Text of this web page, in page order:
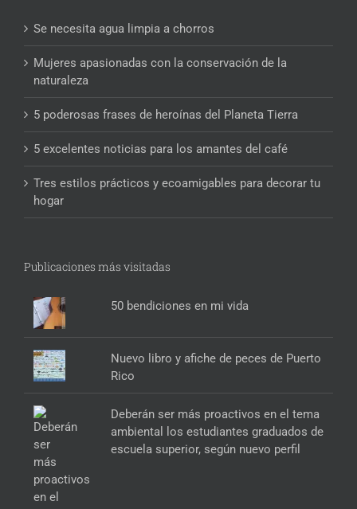
Se necesita agua limpia a chorros
Mujeres apasionadas con la conservación de la
naturaleza
5 poderosas frases de heroínas del Planeta Tierra
5 excelentes noticias para los amantes del café
Tres estilos prácticos y ecoamigables para decorar tu
hogar
Publicaciones más visitadas
50 bendiciones en mi vida
Nuevo libro y afiche de peces de Puerto
Rico
Deberán ser más proactivos en el tema
ambiental los estudiantes graduados de
escuela superior, según nuevo perfil